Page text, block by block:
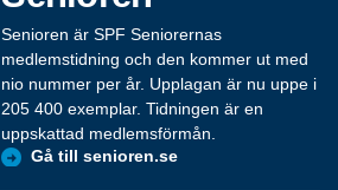
Senioren är SPF Seniorernas
medlemstidning och den kommer ut med
nio nummer per år. Upplagan är nu uppe i
205 400 exemplar. Tidningen är en
uppskattad medlemsförmån.
Gå till senioren.se